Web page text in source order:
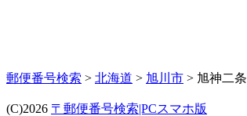
郵便番号検索 > 北海道 > 旭川市 > 旭神二条
(C)2026 〒郵便番号検索|PCスマホ版